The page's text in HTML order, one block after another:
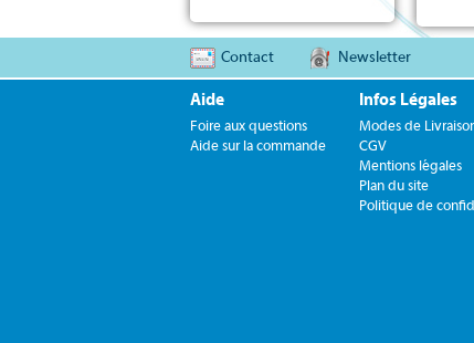
Contact Newsletter
Aide
Foire aux questions
Aide sur la commande
Infos Légales
Modes de
CGV
Mentions légales
Plan du site
Politique de